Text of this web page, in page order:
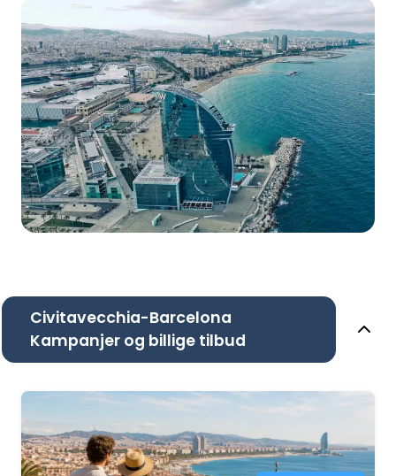
Civitavecchia-Barcelona
Kampanjer og billige tilbud